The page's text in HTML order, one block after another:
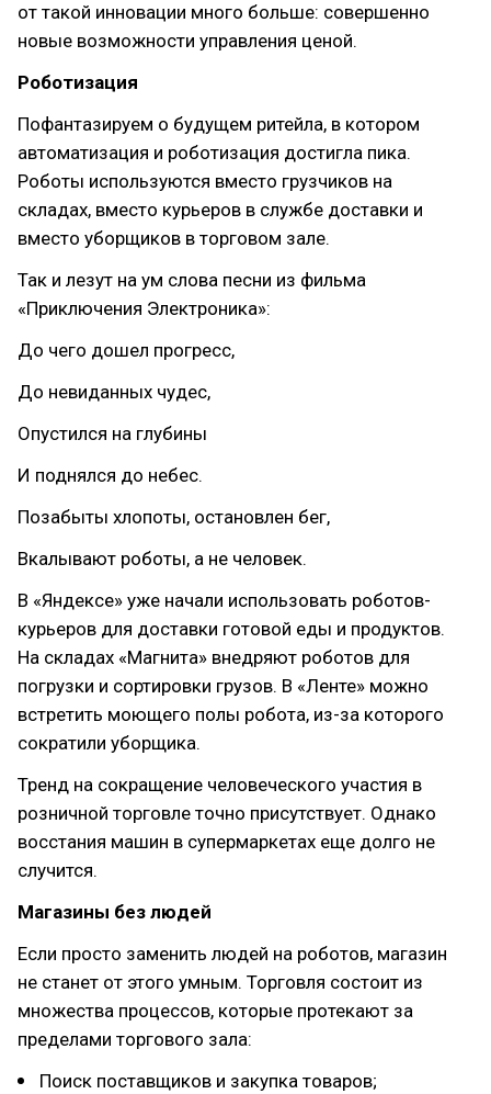
от такой инновации много больше: совершенно
новые возможности управления ценой.
Роботизация
Пофантазируем о будущем ритейла, в котором
автоматизация и роботизация достигла пика.
Роботы используются вместо грузчиков на
складах, вместо курьеров в службе доставки и
вместо уборщиков в торговом зале.
Так и лезут на ум слова песни из фильма
«Приключения Электроника»:
До чего дошел прогресс,
До невиданных чудес,
Опустился на глубины
И поднялся до небес.
Позабыты хлопоты, остановлен бег,
Вкалывают роботы, а не человек.
В «Яндексе» уже начали использовать роботов-
курьеров для доставки готовой еды и продуктов.
На складах «Магнита» внедряют роботов для
погрузки и сортировки грузов. В «Ленте» можно
встретить моющего полы робота, из-за которого
сократили уборщика.
Тренд на сокращение человеческого участия в
розничной торговле точно присутствует. Однако
восстания машин в супермаркетах еще долго не
случится.
Магазины без людей
Если просто заменить людей на роботов, магазин
не станет от этого умным. Торговля состоит из
множества процессов, которые протекают за
пределами торгового зала:
Поиск поставщиков и закупка товаров;